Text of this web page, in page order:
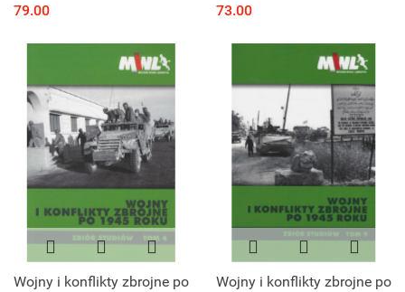
79.00 73.00
Wojny i konflikty zbrojne po
Wojny i konflikty zbrojne po